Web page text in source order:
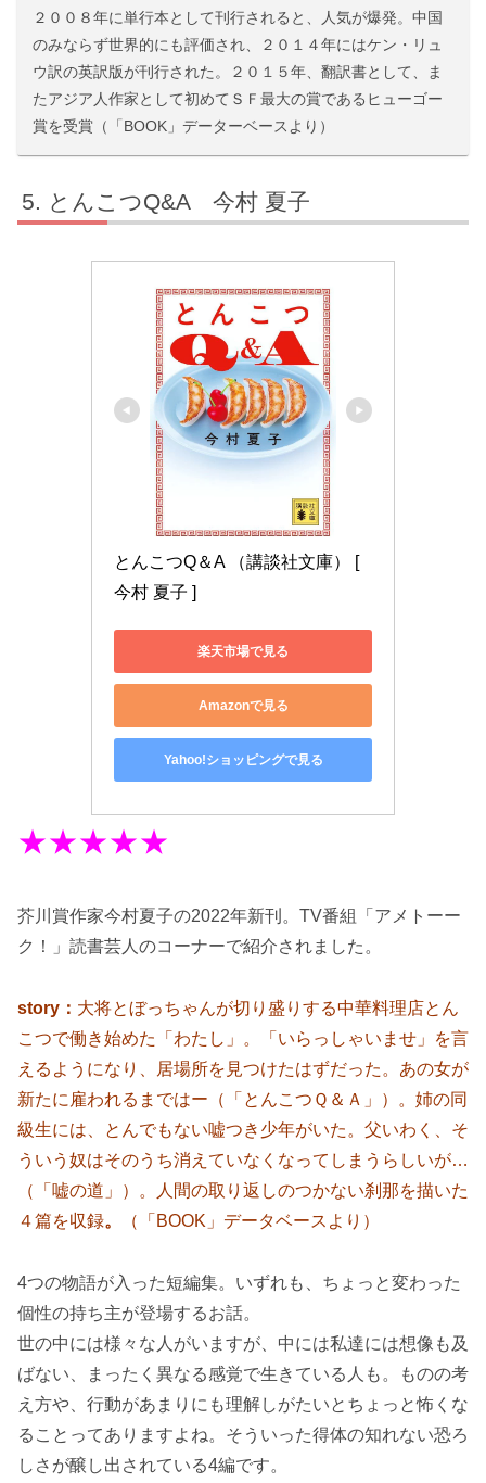
２００８年に単行本として刊行されると、人気が爆発。中国
のみならず世界的にも評価され、２０１４年にはケン・リュ
ウ訳の英訳版が刊行された。２０１５年、翻訳書として、ま
たアジア人作家として初めてＳＦ最大の賞であるヒューゴー
賞を受賞（「BOOK」データーベースより）
とんこつQ&A 今村 夏子
とんこつQ＆A （講談社文庫） [
今村 夏子 ]
楽天市場で見る
Amazonで見る
Yahoo!ショッピングで見る
★★★★★
芥川賞作家今村夏子の2022年新刊。TV番組「アメトーー
ク！」読書芸人のコーナーで紹介されました。
story： 大将とぼっちゃんが切り盛りする中華料理店とん
こつで働き始めた「わたし」。「いらっしゃいませ」を言
えるようになり、居場所を見つけたはずだった。あの女が
新たに雇われるまではー（「とんこつＱ＆Ａ」）。姉の同
級生には、とんでもない嘘つき少年がいた。父いわく、そ
ういう奴はそのうち消えていなくなってしまうらしいが…
（「嘘の道」）。人間の取り返しのつかない刹那を描いた
４篇を収録。 （「BOOK」データベースより）
4つの物語が入った短編集。いずれも、ちょっと変わった
個性の持ち主が登場するお話。
世の中には様々な人がいますが、中には私達には想像も及
ばない、まったく異なる感覚で生きている人も。ものの考
え方や、行動があまりにも理解しがたいとちょっと怖くな
ることってありますよね。そういった得体の知れない恐ろ
しさが醸し出されている4編です。